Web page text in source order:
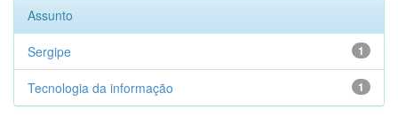
Assunto
1
Sergipe
1
Tecnologia da informação